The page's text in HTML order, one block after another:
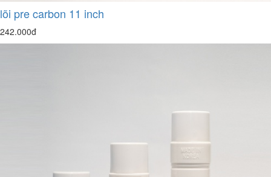
lõi pre carbon 11 inch
242.000đ